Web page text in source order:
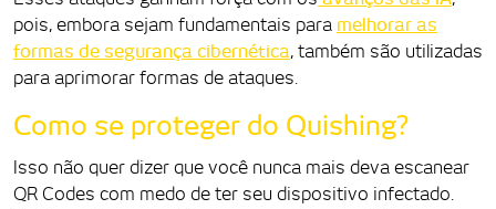
pois, embora sejam fundamentais para melhorar as
formas de segurança cibernética, também são utilizadas
para aprimorar formas de ataques.
Como se proteger do Quishing?
Isso não quer dizer que você nunca mais deva escanear
QR Codes com medo de ter seu dispositivo infectado.